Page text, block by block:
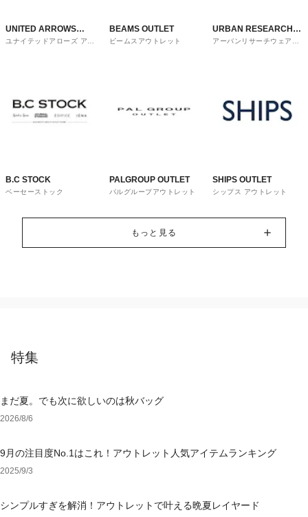
UNITED ARROWS
OUTLET
ユナイテッドアローズ アウ
BEAMS OUTLET
ビームスアウトレット
URBAN RESEARCH
ware house
アーバンリサーチウェアハ
B.C STOCK
ベーセーストック
PALGROUP OUTLET
パルグループアウトレット
SHIPS OUTLET
シップス アウトレット
もっと見る
特集
まだ夏。でも次に欲しいのは秋バッグ
2026/8/6
9月の注目度No.1はこれ！アウトレット人気アイテムランキング
2025/9/3
シンプルすぎを解消！アウトレットで叶える晩夏レイヤード